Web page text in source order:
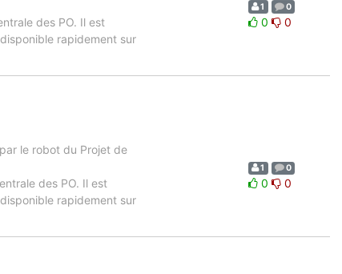
des PO. Il est
rapidement sur
1 0
0 0
le robot du Projet de
des PO. Il est
rapidement sur
1 0
0 0